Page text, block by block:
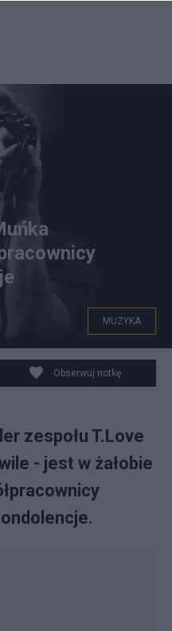
licenses/by-sa/3.0>, via
MUZYKA
Obserwuj notkę
zespołu T.Love
- jest w żałobie